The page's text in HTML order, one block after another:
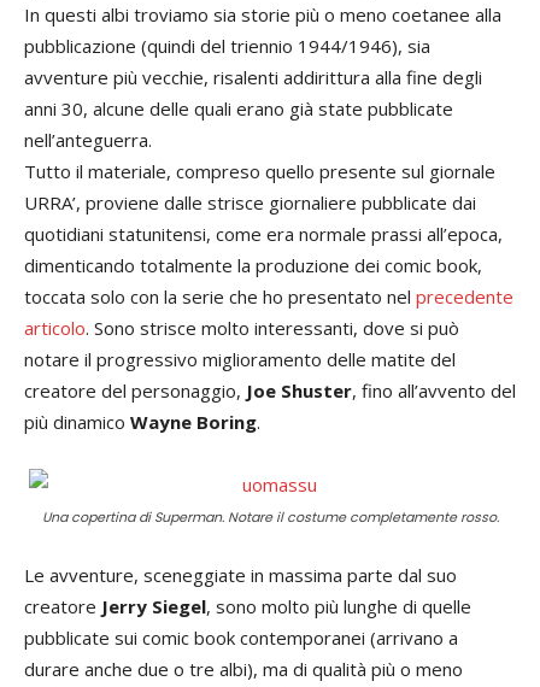
In questi albi troviamo sia storie più o meno coetanee alla
pubblicazione (quindi del triennio 1944/1946), sia
avventure più vecchie, risalenti addirittura alla fine degli
anni 30, alcune delle quali erano già state pubblicate
nell’anteguerra.
Tutto il materiale, compreso quello presente sul giornale
URRA’, proviene dalle strisce giornaliere pubblicate dai
quotidiani statunitensi, come era normale prassi all’epoca,
dimenticando totalmente la produzione dei comic book,
toccata solo con la serie che ho presentato nel precedente
articolo. Sono strisce molto interessanti, dove si può
notare il progressivo miglioramento delle matite del
creatore del personaggio, Joe Shuster, fino all’avvento del
più dinamico Wayne Boring.
Una copertina di Superman. Notare il costume completamente rosso.
Le avventure, sceneggiate in massima parte dal suo
creatore Jerry Siegel, sono molto più lunghe di quelle
pubblicate sui comic book contemporanei (arrivano a
durare anche due o tre albi), ma di qualità più o meno